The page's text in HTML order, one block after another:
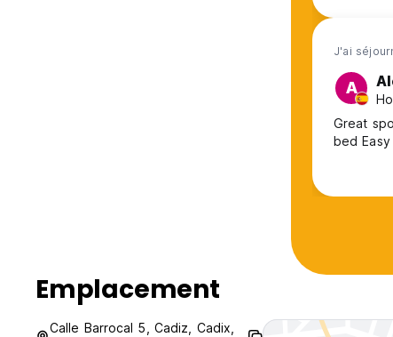
J'ai
A
Great spot Central location: _next to some great
bed
Emplacement
Calle Barrocal 5, Cadiz, Cadix,